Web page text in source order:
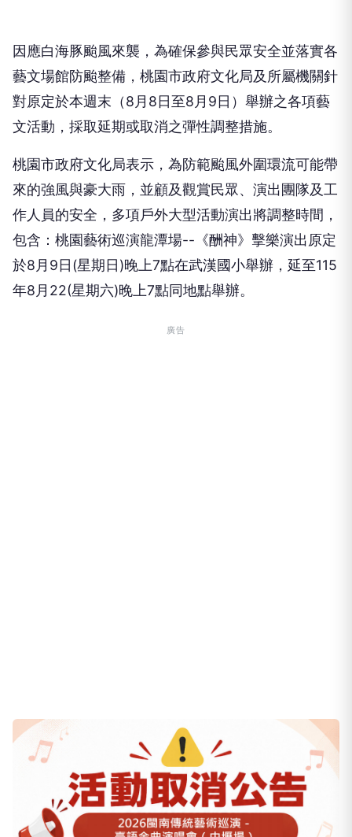
因應白海豚颱風來襲，為確保參與民眾安全並落實各
藝文場館防颱整備，桃園市政府文化局及所屬機關針
對原定於本週末（8月8日至8月9日）舉辦之各項藝
文活動，採取延期或取消之彈性調整措施。
桃園市政府文化局表示，為防範颱風外圍環流可能帶
來的強風與豪大雨，並顧及觀賞民眾、演出團隊及工
作人員的安全，多項戶外大型活動演出將調整時間，
包含：桃園藝術巡演龍潭場--《酬神》擊樂演出原定
於8月9日(星期日)晚上7點在武漢國小舉辦，延至115
年8月22(星期六)晚上7點同地點舉辦。
廣告